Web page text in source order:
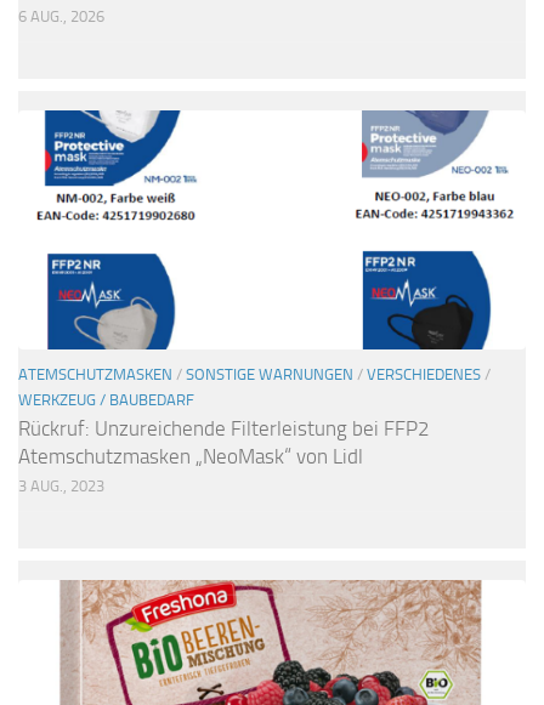
6 AUG., 2026
ATEMSCHUTZMASKEN / SONSTIGE WARNUNGEN / VERSCHIEDENES /
WERKZEUG / BAUBEDARF
Rückruf: Unzureichende Filterleistung bei FFP2
Atemschutzmasken „NeoMask“ von Lidl
3 AUG., 2023